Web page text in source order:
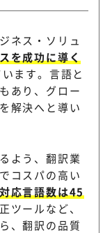
ネス・ソリュ
を成功に導く
います。言語と
あり、グロー
解決へと導い
よう、翻訳業
コスパの高い
応言語数は45
ツールなど、
、翻訳の品質